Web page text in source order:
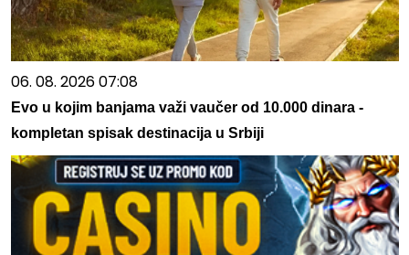
06. 08. 2026 07:08
Evo u kojim banjama važi vaučer od 10.000 dinara -
kompletan spisak destinacija u Srbiji